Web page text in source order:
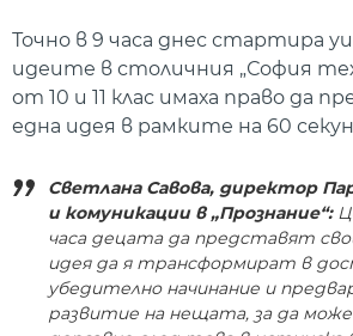
Точно в 9 часа днес стартира
идеите в столичния „София
от 10 и 11 клас имаха право да
една идея в рамките на 60
Светлана Савова, директор
и комуникации в „Прознание“:
часа децата да представят
идея да я трансформират в
убедително начинание и
развитие на нещата, за да може